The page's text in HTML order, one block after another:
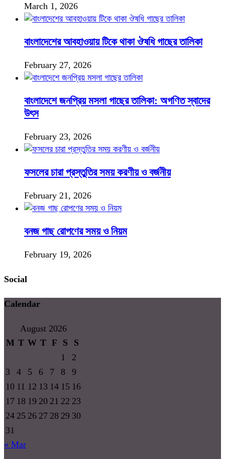
March 1, 2026
বাংলাদেশের আবহাওয়ায় টিকে থাকা ঔষধি গাছের তালিকা
February 27, 2026
বাংলাদেশে জনপ্রিয় মসলা গাছের তালিকা: অগণিত স্বাদের
উৎস
February 23, 2026
ফসলের চারা প্রস্তুতির সময় করণীয় ও বর্জনীয়
February 21, 2026
বনজ গাছ রোপণের সময় ও নিয়ম
February 19, 2026
Social
Calendar
August 2026
M T W T F S
S
1
2
3
4 5 6 7 8
9
10 11 12 13 14 15 16
17 18 19 20 21 22 23
24 25 26 27 28 29 30
31
« Mar